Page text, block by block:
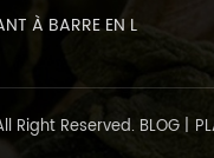
À BARRE EN L
Right Reserved. BLOG |